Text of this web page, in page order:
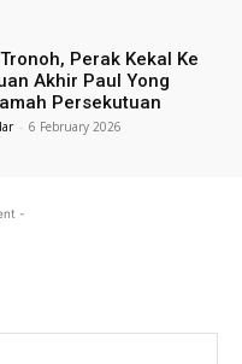
Perak Kekal Ke
Akhir Paul Yong
Persekutuan
- 6 February 2026
-